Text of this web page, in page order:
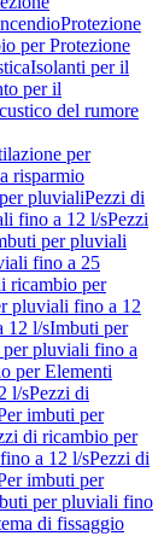
Protezione
per Protezione
Isolanti per il
per il
del rumore
per
risparmio
pluvialiPezzi di
fino a 12 l/sPezzi
per pluviali
fino a 25
ricambio per
pluviali fino a 12
12 l/sImbuti per
pluviali fino a
per Elementi
l/sPezzi di
imbuti per
di ricambio per
a 12 l/sPezzi di
imbuti per
per pluviali fino
di fissaggio